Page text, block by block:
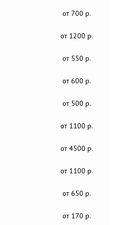
от 700 р.
от 1200 р.
от 550 р.
от 600 р.
от 500 р.
от 1100 р.
от 4500 р.
от 1100 р.
от 650 р.
от 170 р.